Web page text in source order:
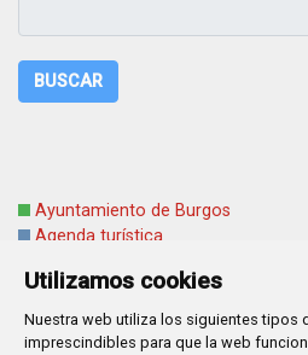
Utilizamos cookies
Nuestra web utiliza los siguientes tipos
imprescindibles para que la web
BUSCAR
Ayuntamiento de Burgos
Agenda turística